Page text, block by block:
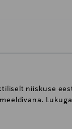
niiskuse